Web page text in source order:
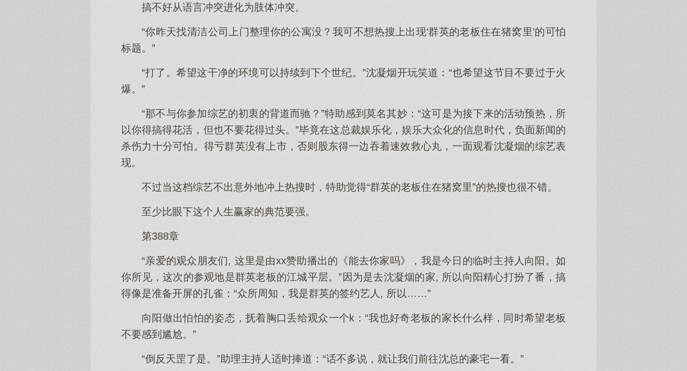
搞不好从语言冲突进化为肢体冲突。
“你昨天找清洁公司上门整理你的公寓没？我可不想热搜上出现‘群英的老板住在猪窝里’的可怕
标题。”
“打了。希望这干净的环境可以持续到下个世纪。”沈凝烟开玩笑道：“也希望这节目不要过于火
爆。”
“那不与你参加综艺的初衷的背道而驰？”特助感到莫名其妙：“这可是为接下来的活动预热，所
以你得搞得花活，但也不要花得过头。”毕竟在这总裁娱乐化，娱乐大众化的信息时代，负面新闻的
杀伤力十分可怕。得亏群英没有上市，否则股东得一边吞着速效救心丸，一面观看沈凝烟的综艺表
现。
不过当这档综艺不出意外地冲上热搜时，特助觉得“群英的老板住在猪窝里”的热搜也很不错。
至少比眼下这个人生赢家的典范要强。
第388章
“亲爱的观众朋友们, 这里是由xx赞助播出的《能去你家吗》，我是今日的临时主持人向阳。如
你所见，这次的参观地是群英老板的江城平层。”因为是去沈凝烟的家, 所以向阳精心打扮了番，搞
得像是准备开屏的孔雀：“众所周知，我是群英的签约艺人, 所以……”
向阳做出怕怕的姿态，抚着胸口丢给观众一个k：“我也好奇老板的家长什么样，同时希望老板
不要感到尴尬。”
“倒反天罡了是。”助理主持人适时捧道：“话不多说，就让我们前往沈总的豪宅一看。”